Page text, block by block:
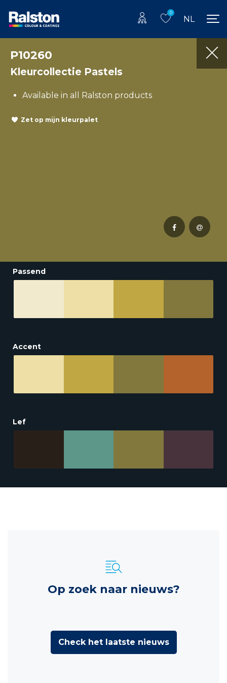
0
NL
P10260
Kleurcollectie Pastels
Available in all Ralston products
Zet op mijn kleurpalet
Passend
Accent
Lef
Op zoek naar nieuws?
Check het laatste nieuws